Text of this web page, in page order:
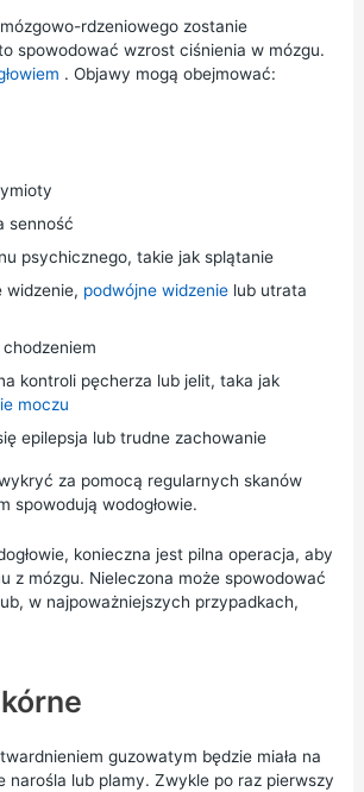
mózgowo-rdzeniowego zostanie
spowodować wzrost ciśnienia w mózgu.
. Objawy mogą obejmować:
senność
psychicznego, takie jak splątanie
widzenie, podwójne widzenielub utrata
kontroli pęcherza lub jelit, taka jak
moczu
epilepsja lub trudne zachowanie
za pomocą regularnych skanów
spowodują wodogłowie.
konieczna jest pilna operacja, aby
z mózgu. Nieleczona może spowodować
w najpoważniejszych przypadkach,
guzowatym będzie miała na
narośla lub plamy. Zwykle po raz pierwszy